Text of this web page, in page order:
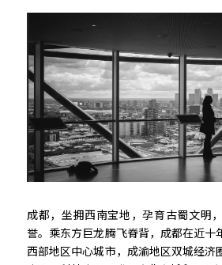
成都，坐拥西南宝地，孕育古蜀文
誉。乘东方巨龙腾飞脊背，成都在近十
西部地区中心城市，成渝地区双城经济